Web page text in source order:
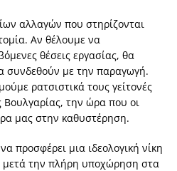
αλλαγών που στηρίζονται
Αν θέλουμε να
θέσεις εργασίας, θα
συνδεθούν με την παραγωγή.
ρατσιστικά τους γείτονές
Βουλγαρίας, την ώρα που οι
μας στην καθυστέρηση.
προσφέρει μια ιδεολογική νίκη
μετά την πλήρη υποχώρηση στα